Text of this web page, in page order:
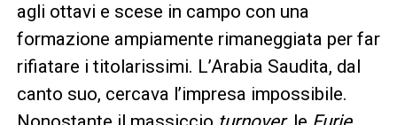
agli ottavi e scese in campo con una
formazione ampiamente rimaneggiata per far
rifiatare i titolarissimi. L’Arabia Saudita, dal
canto suo, cercava l’impresa impossibile.